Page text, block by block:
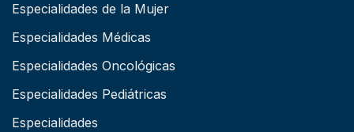
Especialidades de la Mujer
Especialidades Médicas
Especialidades Oncológicas
Especialidades Pediátricas
Especialidades